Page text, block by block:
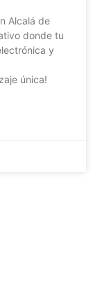
Alcalá de
donde tu
y
única!